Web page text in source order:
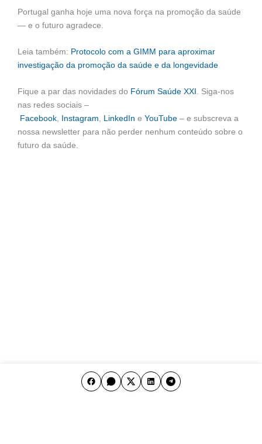
Portugal ganha hoje uma nova força na promoção da saúde
— e o futuro agradece.
Leia também: Protocolo com a GIMM para aproximar
investigação da promoção da saúde e da longevidade
Fique a par das novidades do Fórum Saúde XXI. Siga-nos
nas redes sociais –
Facebook, Instagram, LinkedIn e YouTube– e subscreva a
nossa newsletter para não perder nenhum conteúdo sobre o
futuro da saúde.